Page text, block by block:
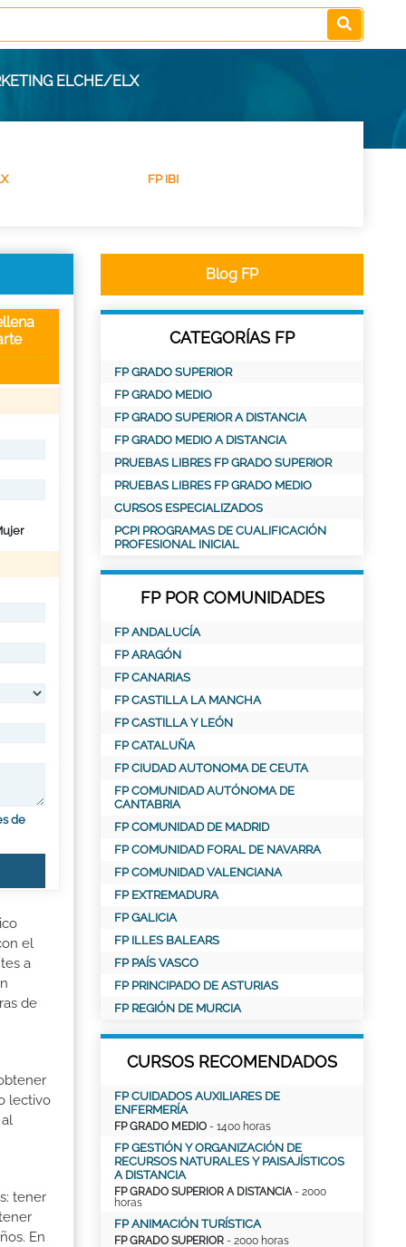
ELCHE/ELX
FP IBI
de
el
a
de
lectivo
tener
En
Blog FP
CATEGORÍAS FP
FP GRADO SUPERIOR
FP GRADO MEDIO
FP GRADO SUPERIOR A DISTANCIA
FP GRADO MEDIO A DISTANCIA
PRUEBAS LIBRES FP GRADO SUPERIOR
PRUEBAS LIBRES FP GRADO MEDIO
CURSOS ESPECIALIZADOS
PCPI PROGRAMAS DE CUALIFICACIÓN
PROFESIONAL INICIAL
FP POR COMUNIDADES
FP ANDALUCÍA
FP ARAGÓN
FP CANARIAS
FP CASTILLA LA MANCHA
FP CASTILLA Y LEÓN
FP CATALUÑA
FP CIUDAD AUTONOMA DE CEUTA
FP COMUNIDAD AUTÓNOMA DE
CANTABRIA
FP COMUNIDAD DE MADRID
FP COMUNIDAD FORAL DE NAVARRA
FP COMUNIDAD VALENCIANA
FP EXTREMADURA
FP GALICIA
FP ILLES BALEARS
FP PAÍS VASCO
FP PRINCIPADO DE ASTURIAS
FP REGIÓN DE MURCIA
CURSOS RECOMENDADOS
FP CUIDADOS AUXILIARES DE
ENFERMERÍA
FP GRADO MEDIO - 1400 horas
FP GESTIÓN Y ORGANIZACIÓN DE
RECURSOS NATURALES Y PAISAJÍSTICOS
A DISTANCIA
FP GRADO SUPERIOR A DISTANCIA- 2000
horas
FP ANIMACIÓN TURÍSTICA
FP GRADO SUPERIOR - 2000 horas